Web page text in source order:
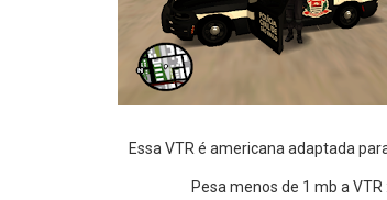
Essa VTR é americana adaptada
Pesa menos de 1 mb a VTR